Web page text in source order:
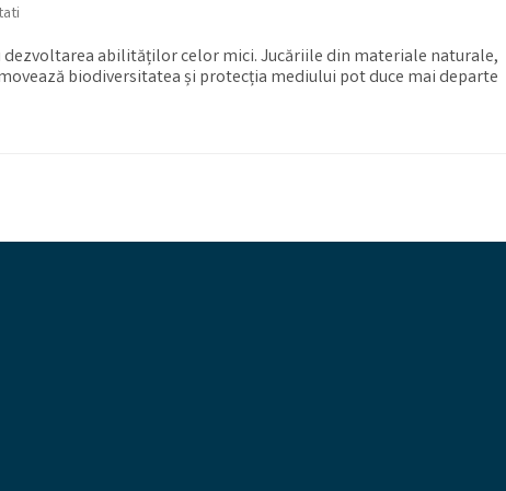
abilităților celor mici. Jucăriile din materiale naturale,
biodiversitatea și protecția mediului pot duce mai departe